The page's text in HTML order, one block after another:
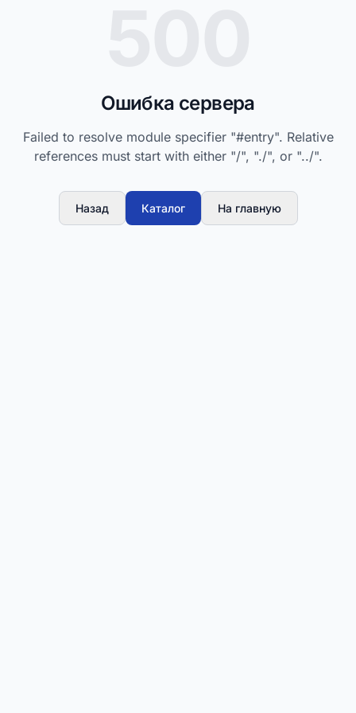
Ошибка сервера
Failed to resolve module specifier "#entry". Relative
references must start with either "/", "./", or "../".
Назад Каталог На главную